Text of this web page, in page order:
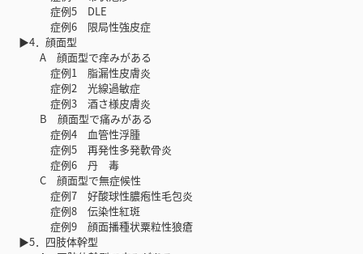
症例5 DLE
症例6 限局性強皮症
▶4．顔面型
A 顔面型で痒みがある
症例1 脂漏性皮膚炎
症例2 光線過敏症
症例3 酒さ様皮膚炎
B 顔面型で痛みがある
症例4 血管性浮腫
症例5 再発性多発軟骨炎
症例6 丹 毒
C 顔面型で無症候性
症例7 好酸球性膿疱性毛包炎
症例8 伝染性紅斑
症例9 顔面播種状粟粒性狼瘡
▶5．四肢体幹型